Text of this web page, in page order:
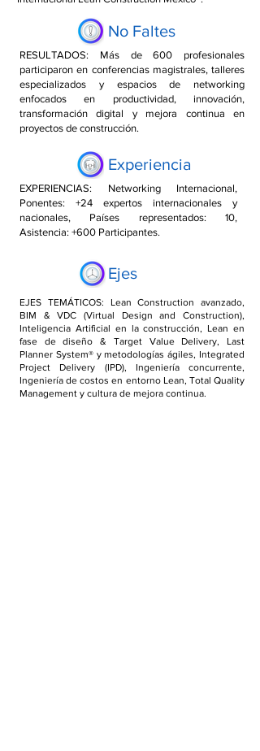
No Faltes
RESULTADOS: Más de 600 profesionales
participaron en conferencias magistrales, talleres
especializados y espacios de networking
enfocados en productividad, innovación,
transformación digital y mejora continua en
proyectos de construcción.
Experiencia
EXPERIENCIAS: Networking Internacional,
Ponentes: +24 expertos internacionales y
nacionales, Países representados: 10,
Asistencia: +600 Participantes.
Ejes
EJES TEMÁTICOS: Lean Construction avanzado,
BIM & VDC (Virtual Design and Construction),
Inteligencia Artificial en la construcción, Lean en
fase de diseño & Target Value Delivery, Last
Planner System® y metodologías ágiles, Integrated
Project Delivery (IPD), Ingeniería concurrente,
Ingeniería de costos en entorno Lean, Total Quality
Management y cultura de mejora continua.